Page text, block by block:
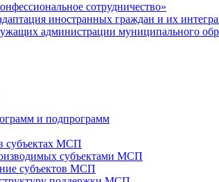
сотрудничество»
иностранных граждан и их
администрации муниципального
и подпрограмм
субъектах МСП
субъектами МСП
субъектов МСП